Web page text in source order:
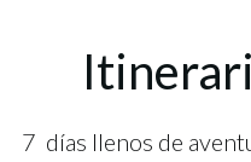
7 días llenos de